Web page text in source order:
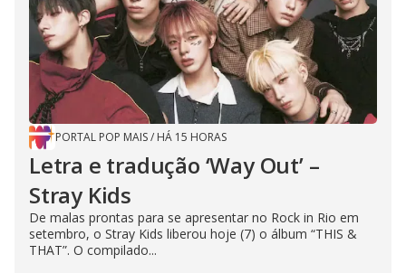
PORTAL POP MAIS/ HÁ 15 HORAS
Letra e tradução ‘Way Out’ –
Stray Kids
De malas prontas para se apresentar no Rock in Rio em
setembro, o Stray Kids liberou hoje (7) o álbum “THIS &
THAT”. O compilado...